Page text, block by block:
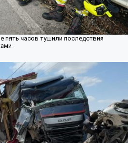
часов тушили последствия